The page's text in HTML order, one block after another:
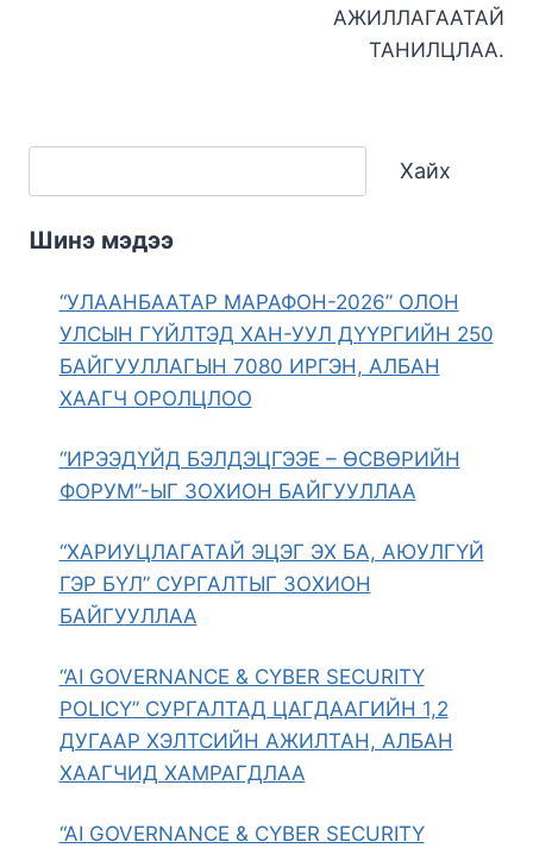
АЖИЛЛАГААТАЙ
ТАНИЛЦЛАА.
Хайх
Шинэ мэдээ
“УЛААНБААТАР МАРАФОН-2026” ОЛОН
УЛСЫН ГҮЙЛТЭД ХАН-УУЛ ДҮҮРГИЙН 250
БАЙГУУЛЛАГЫН 7080 ИРГЭН, АЛБАН
ХААГЧ ОРОЛЦЛОО
“ИРЭЭДҮЙД БЭЛДЭЦГЭЭЕ – ӨСВӨРИЙН
ФОРУМ”-ЫГ ЗОХИОН БАЙГУУЛЛАА
“ХАРИУЦЛАГАТАЙ ЭЦЭГ ЭХ БА, АЮУЛГҮЙ
ГЭР БҮЛ” СУРГАЛТЫГ ЗОХИОН
БАЙГУУЛЛАА
“AI GOVERNANCE & CYBER SECURITY
POLICY” СУРГАЛТАД ЦАГДААГИЙН 1,2
ДУГААР ХЭЛТСИЙН АЖИЛТАН, АЛБАН
ХААГЧИД ХАМРАГДЛАА
“AI GOVERNANCE & CYBER SECURITY